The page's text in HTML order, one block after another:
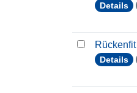
Details
Rückenfit
Details